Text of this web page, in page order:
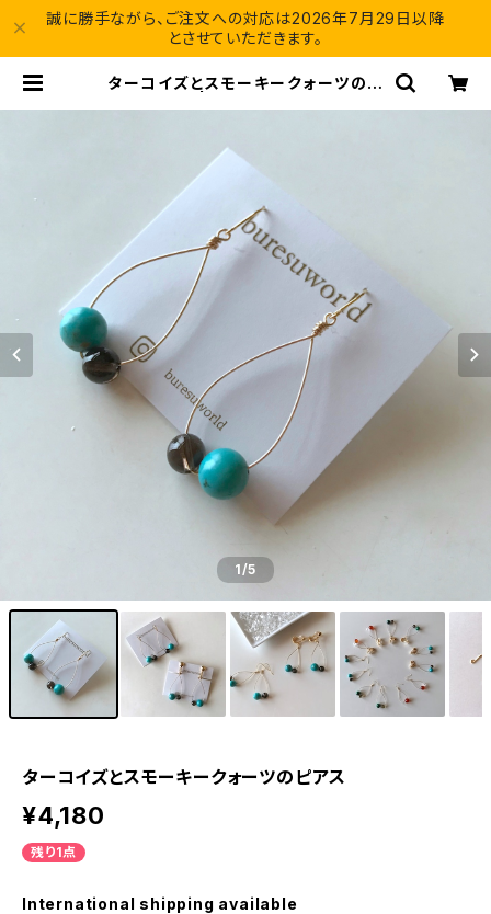
誠に勝手ながら、ご注文への対応は2026年7月29日以降
とさせていただきます。
ターコイズとスモーキークォーツのピ
1/5
ターコイズとスモーキークォーツのピアス
¥4,180
残り1点
International shipping available